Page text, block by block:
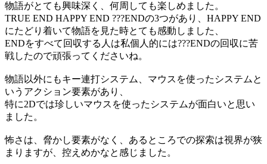
物語がとても興味深く、何周しても楽しめました。
TRUE END HAPPY END ???ENDの3つがあり、HAPPY END
にたどり着いて物語を見た時とても感動しました、
ENDをすべて回収する人は私個人的には???ENDの回収に苦
戦したので頑張ってくださいね。
物語以外にもキー連打システム、マウスを使ったシステムと
いうアクション要素があり、
特に2Dでは珍しいマウスを使ったシステムが面白いと思い
ました。
怖さは、脅かし要素がなく、あるところでの探索は視界が狭
まりますが、控えめかなと感じました。